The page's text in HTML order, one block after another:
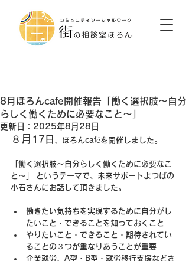
8月ほろんcafe開催報告「働く選択肢～自分
らしく働くために必要なこと～」
更新日： 2025年8月28日
８月 17日 、ほろんcaféを開催しました。
「働く選択肢～自分らしく働くために必要なこ
と～」 というテーマで、未来サポートよつばの
小石さんにお話して頂きました。
働きたい気持ちを実現するために自分がし
たいこと・できることを知っておくこと
やりたいこと・できること・期待されてい
ることの３つが重なりあうことが重要
企業就労、A型・B型・就労移行支援などさ